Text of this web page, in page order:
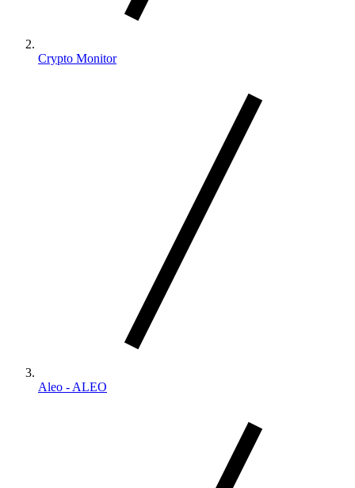
Crypto Monitor
Aleo - ALEO